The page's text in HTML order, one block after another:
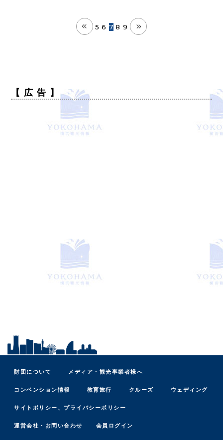
5 6 7 8 9
【 広 告 】
財団について メディア・観光事業者様へ
コンベンション情報 教育旅行 クルーズ ウェディング
サイトポリシー、プライバシーポリシー
運営会社・お問い合わせ 会員ログイン